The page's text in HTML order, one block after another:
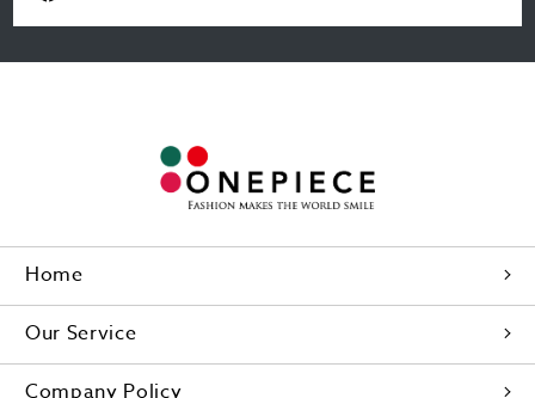
Home
Our Service
Company Policy